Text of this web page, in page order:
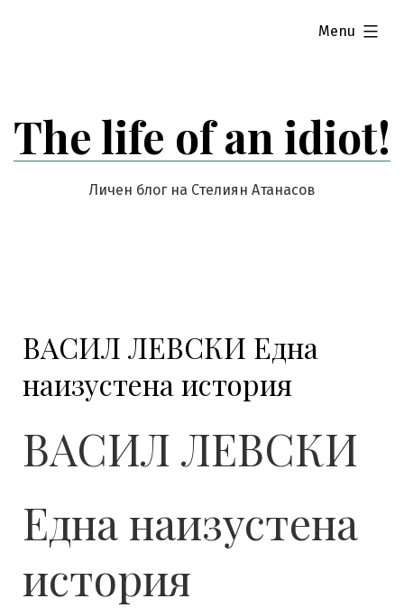
The life of an idiot!
Личен блог на Стелиян Атанасов
Menu
expanded
ВАСИЛ ЛЕВСКИ Една
наизустена история
ВАСИЛ ЛЕВСКИ
Една наизустена
история